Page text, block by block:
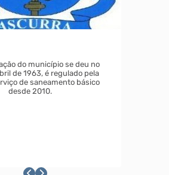
do município se deu no
de 1963, é regulado pela
de saneamento básico
desde 2010.